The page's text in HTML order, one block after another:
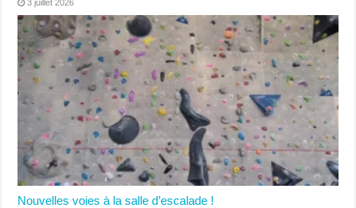
3 juillet 2026
Nouvelles voies à la salle d’escalade !